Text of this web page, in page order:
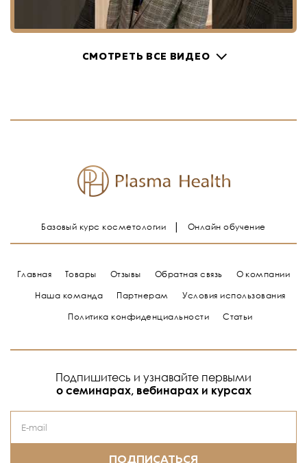
СМОТРЕТЬ ВСЕ ВИДЕО
Базовый курс косметологии Онлайн обучение
Главная Товары Отзывы Обратная связь О компании
Наша команда Партнерам Условия использования
Политика конфиденциальности Статьи
Подпишитесь и узнавайте первыми
о семинарах, вебинарах и курсах
ПОДПИСАТЬСЯ